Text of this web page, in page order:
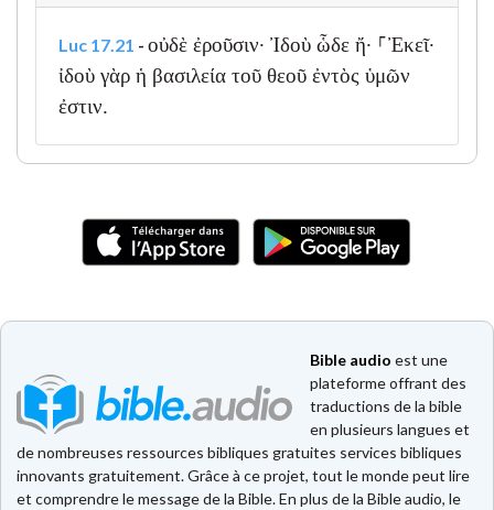
Luc 17.21 - οὐδὲ ἐροῦσιν· Ἰδοὺ ὧδε ἤ· ⸀Ἐκεῖ·
ἰδοὺ γὰρ ἡ βασιλεία τοῦ θεοῦ ἐντὸς ὑμῶν
ἐστιν.
Bible audio est une
plateforme offrant des
traductions de la bible
en plusieurs langues et
de nombreuses ressources bibliques gratuites services bibliques
innovants gratuitement. Grâce à ce projet, tout le monde peut lire
et comprendre le message de la Bible. En plus de la Bible audio, le